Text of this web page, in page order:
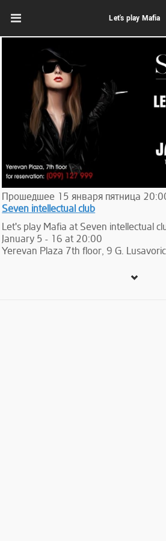
Let's play Mafia
Прошедшее 15 января пятница
Seven intellectual club
Let's play Mafia at Seven intellectual
January 5 - 16 at 20:00
Yerevan Plaza 7th floor, 9 G.